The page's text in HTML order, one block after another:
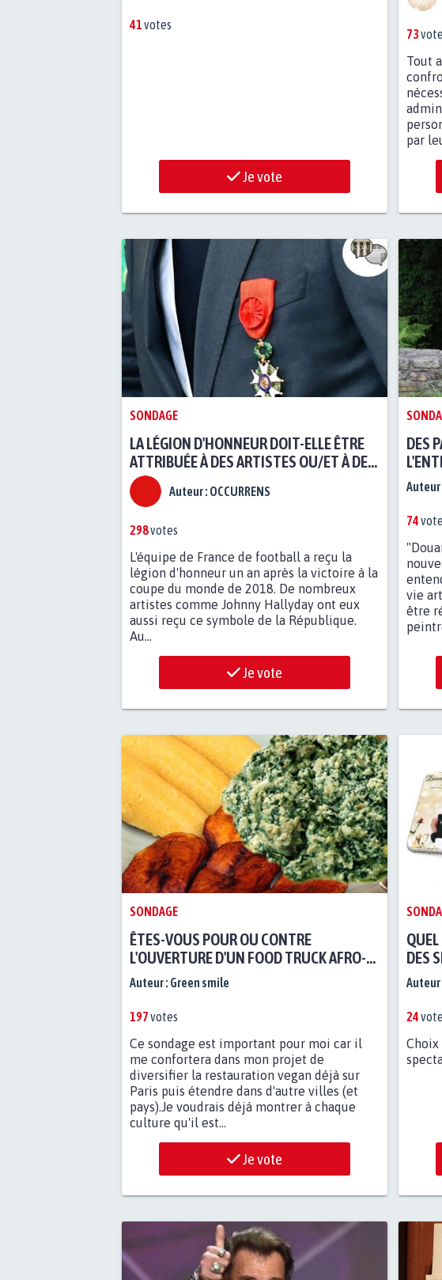
41votes
Je vote
73
Tout
par
SONDAGE
LA LÉGION D'HONNEUR DOIT-ELLE ÊTRE
ATTRIBUÉE À DES ARTISTES OU/ET À DES
SPORTIFS ?
Auteur : OCCURRENS
298votes
L'équipe de France de football a reçu la
légion d'honneur un an après la victoire à la
coupe du monde de 2018. De nombreux
artistes comme Johnny Hallyday ont eux
aussi reçu ce symbole de la République.
Au...
Je vote
DES
Auteur
74
vie
être
SONDAGE
ÊTES-VOUS POUR OU CONTRE
L'OUVERTURE D'UN FOOD TRUCK AFRO-
VEGAN À PARIS?
Auteur : Green smile
197votes
Ce sondage est important pour moi car il
me confortera dans mon projet de
diversifier la restauration vegan déjà sur
Paris puis étendre dans d'autre villes (et
pays).Je voudrais déjà montrer à chaque
culture qu'il est...
Je vote
QUEL
DES
Auteur
24
Choix